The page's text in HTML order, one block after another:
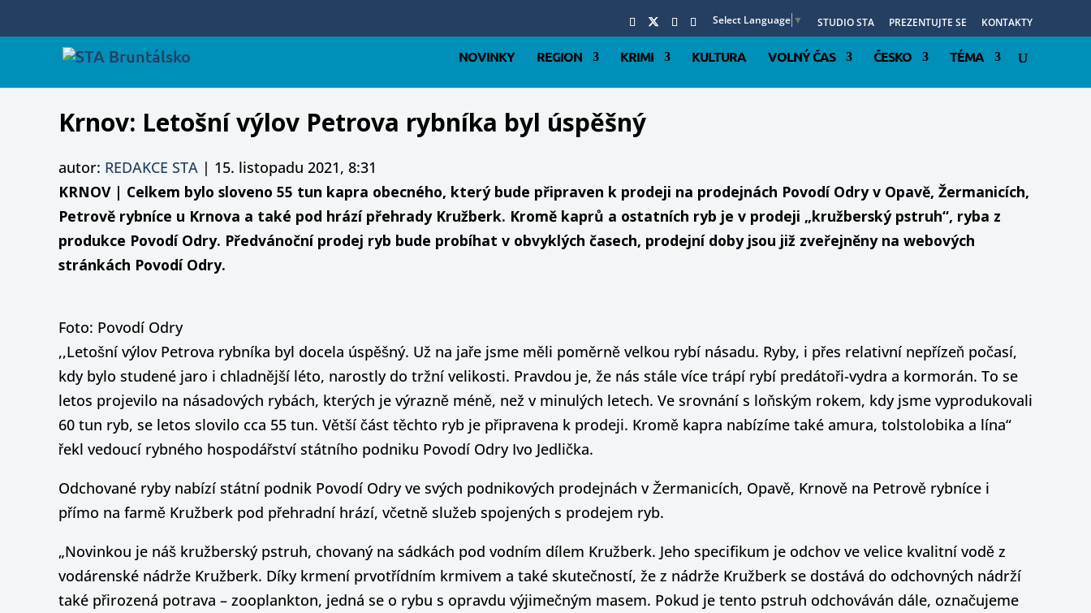
Select Language ▼ STUDIO STA PREZENTUJTE SE KONTAKTY
NOVINKY REGION KRIMI KULTURA VOLNÝ ČAS ČESKO TÉMA
Krnov: Letošní výlov Petrova rybníka byl úspěšný
autor: REDAKCE STA | 15. listopadu 2021, 8:31
KRNOV | Celkem bylo sloveno 55 tun kapra obecného, který bude připraven k prodeji na prodejnách Povodí Odry v Opavě, Žermanicích,
Petrově rybníce u Krnova a také pod hrází přehrady Kružberk. Kromě kaprů a ostatních ryb je v prodeji „kružberský pstruh“, ryba z
produkce Povodí Odry. Předvánoční prodej ryb bude probíhat v obvyklých časech, prodejní doby jsou již zveřejněny na webových
stránkách Povodí Odry.
Foto: Povodí Odry
,,Letošní výlov Petrova rybníka byl docela úspěšný. Už na jaře jsme měli poměrně velkou rybí násadu. Ryby, i přes relativní nepřízeň počasí,
kdy bylo studené jaro i chladnější léto, narostly do tržní velikosti. Pravdou je, že nás stále více trápí rybí predátoři-vydra a kormorán. To se
letos projevilo na násadových rybách, kterých je výrazně méně, než v minulých letech. Ve srovnání s loňským rokem, kdy jsme vyprodukovali
60 tun ryb, se letos slovilo cca 55 tun. Větší část těchto ryb je připravena k prodeji. Kromě kapra nabízíme také amura, tolstolobika a lína“
řekl vedoucí rybného hospodářství státního podniku Povodí Odry Ivo Jedlička.
Odchované ryby nabízí státní podnik Povodí Odry ve svých podnikových prodejnách v Žermanicích, Opavě, Krnově na Petrově rybníce i
přímo na farmě Kružberk pod přehradní hrází, včetně služeb spojených s prodejem ryb.
„Novinkou je náš kružberský pstruh, chovaný na sádkách pod vodním dílem Kružberk. Jeho specifikum je odchov ve velice kvalitní vodě z
vodárenské nádrže Kružberk. Díky krmení prvotřídním krmivem a také skutečností, že z nádrže Kružberk se dostává do odchovných nádrží
také přirozená potrava – zooplankton, jedná se o rybu s opravdu výjimečným masem. Pokud je tento pstruh odchováván dále, označujeme